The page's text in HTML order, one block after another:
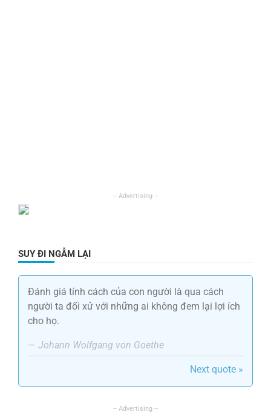
SUY ĐI NGẪM LẠI
Đánh giá tính cách của con người là qua cách
người ta đối xử với những ai không đem lại lợi ích
cho họ.
— Johann Wolfgang von Goethe
Next quote »